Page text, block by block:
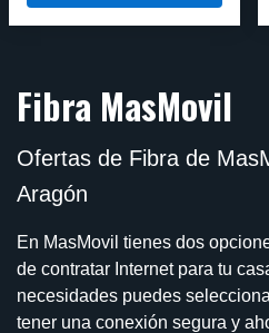
Fibra MasMovil
Ofertas de Fibra de
Aragón
En MasMovil tienes dos
de contratar Internet para tu
necesidades puedes
tener una conexión segura y